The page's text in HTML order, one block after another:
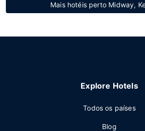
Mais hotéis perto Midway,
Explore Hotels
Todos os países
Blog